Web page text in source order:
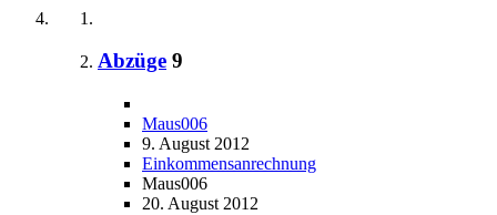
Abzüge 9
Maus006
9. August 2012
Einkommensanrechnung
Maus006
20. August 2012